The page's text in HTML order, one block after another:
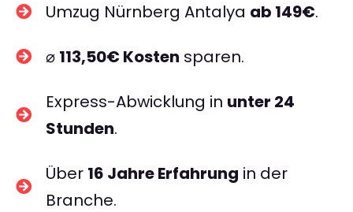
Umzug Nürnberg Antalya ab 149€.
⌀ 113,50€ Kosten sparen.
Express-Abwicklung in unter 24
Stunden.
Über 16 Jahre Erfahrung in der
Branche.